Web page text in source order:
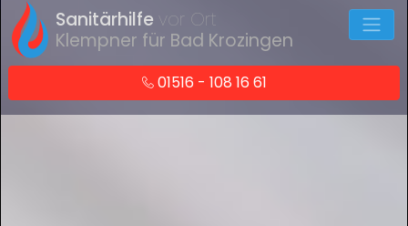
Sanitärhilfe
vor Ort
Klempner für Bad Krozingen
01516 - 108 16 61